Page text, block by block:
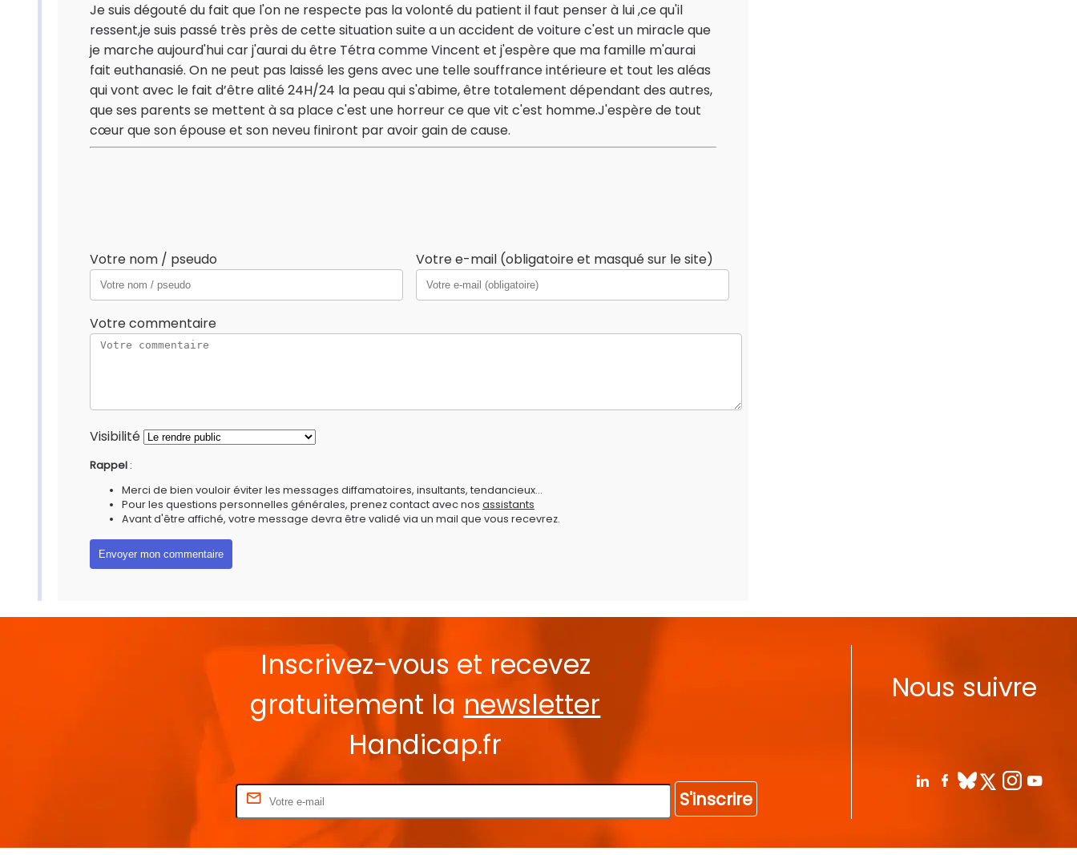
Je suis dégouté du fait que l'on ne respecte pas la volonté du patient il faut penser à lui ,ce qu'il
ressent,je suis passé très près de cette situation suite a un accident de voiture c'est un miracle que
je marche aujourd'hui car j'aurai du être Tétra comme Vincent et j'espère que ma famille m'aurai
fait euthanasié. On ne peut pas laissé les gens avec une telle souffrance intérieure et tout les aléas
qui vont avec le fait d’être alité 24H/24 la peau qui s'abime, être totalement dépendant des autres,
que ses parents se mettent à sa place c'est une horreur ce que vit c'est homme.J'espère de tout
cœur que son épouse et son neveu finiront par avoir gain de cause.
Votre nom / pseudo Votre e-mail (obligatoire et masqué sur le site)
Votre commentaire
Visibilité
Rappel :
Merci de bien vouloir éviter les messages diffamatoires, insultants, tendancieux...
Pour les questions personnelles générales, prenez contact avec nos assistants
Avant d'être affiché, votre message devra être validé via un mail que vous recevrez.
Inscrivez-vous et recevez
gratuitement la newsletter
Handicap.fr
S'inscrire
Nous suivre